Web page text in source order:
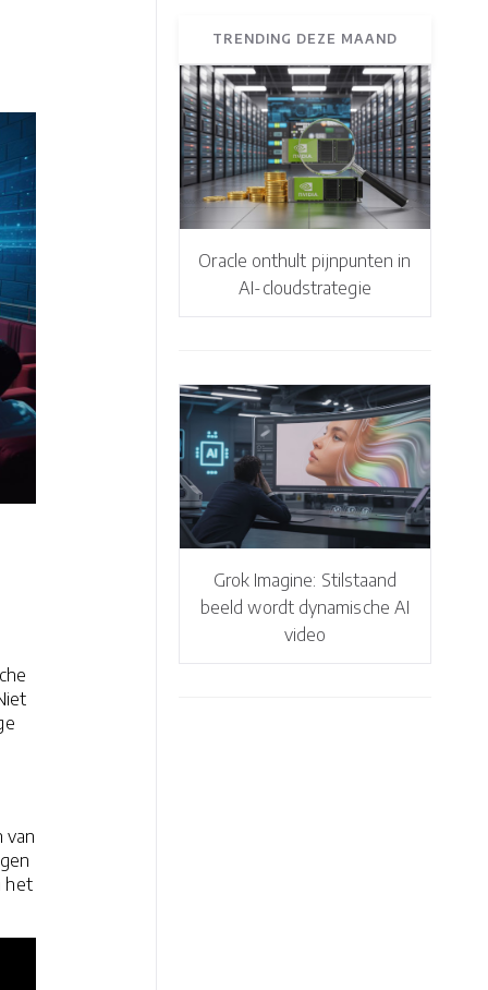
van
het
TRENDING DEZE MAAND
Oracle onthult pijnpunten in
AI-cloudstrategie
Grok Imagine: Stilstaand
beeld wordt dynamische AI
video